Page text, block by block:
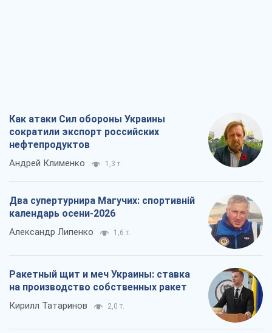
Как атаки Сил обороны Украины
сократили экспорт российских
нефтепродуктов
Андрей Клименко 1,3 т.
Два супертурнира Магучих: спортивній
календарь осени-2026
Александр Липенко 1,6 т.
Ракетный щит и меч Украины: ставка
на производство собственных ракет
Кирилл Татаринов 2,0 т.